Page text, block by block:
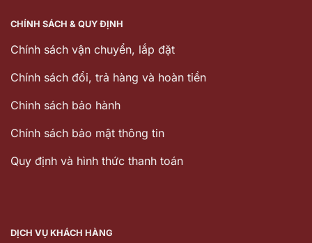
CHÍNH SÁCH & QUY ĐỊNH
Chính sách vận chuyển, lắp đặt
Chính sách đổi, trả hàng và hoàn tiền
Chinh sách bảo hành
Chính sách bảo mật thông tin
Quy định và hình thức thanh toán
DỊCH VỤ KHÁCH HÀNG